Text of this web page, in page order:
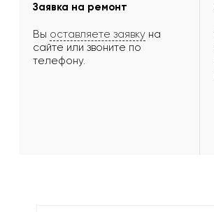
Заявка на ремонт
Вы оставляете заявку на
сайте или звоните по
телефону.